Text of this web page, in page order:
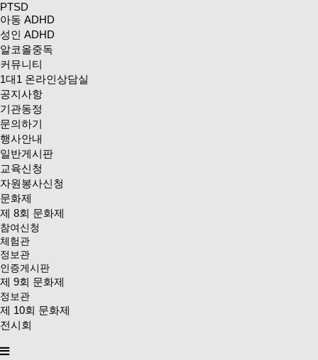
PTSD
아동 ADHD
성인 ADHD
알코올중독
커뮤니티
1대1 온라인상담실
공지사항
기관동정
문의하기
행사안내
일반게시판
교육신청
자원봉사신청
문화제
제 8회 문화제
참여신청
체험관
정보관
인증게시판
제 9회 문화제
정보관
제 10회 문화제
전시회